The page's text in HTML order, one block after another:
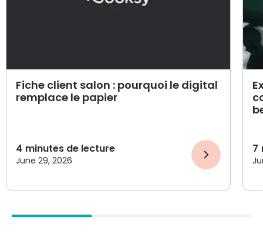
Fiche client salon : pourquoi le digital
remplace le papier
4 minutes de lecture
June 29, 2026
7